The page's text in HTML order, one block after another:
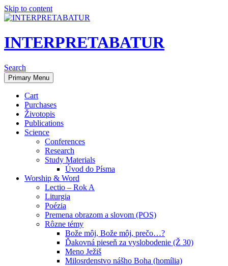
Skip to content
INTERPRETABATUR
Search
Primary Menu
Cart
Purchases
Životopis
Publications
Science
Conferences
Research
Study Materials
Úvod do Písma
Worship & Word
Lectio – Rok A
Liturgia
Poézia
Premena obrazom a slovom (POS)
Rôzne témy
Bože môj, Bože môj, prečo…?
Ďakovná pieseň za vyslobodenie (Ž 30)
Meno Ježiš
Milosrdenstvo nášho Boha (homília)